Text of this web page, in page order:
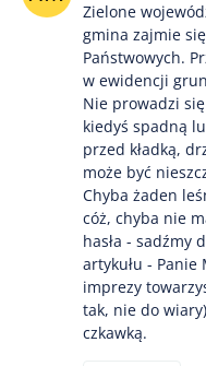
Zielone
gmina zajmie
Państwowych.
w ewidencji
Nie prowadzi
kiedyś spadną
przed kładką,
może być
Chyba żaden
cóż, chyba nie
hasła - sadźmy
artykułu - Panie
imprezy
tak, nie do
czkawką.